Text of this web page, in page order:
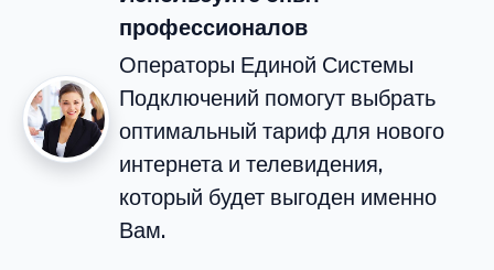
профессионалов
Операторы Единой Системы
Подключений помогут выбрать
оптимальный тариф для нового
интернета и телевидения,
который будет выгоден именно
Вам.